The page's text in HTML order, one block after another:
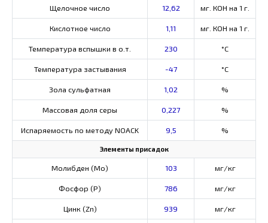
Щелочное число 12,62 мг. КОН на 1 г.
Кислотное число 1,11 мг. КОН на 1 г.
Температура вспышки в о.т. 230 °C
Температура застывания -47 °C
Зола сульфатная 1,02 %
Массовая доля серы 0,227 %
Испаряемость по методу NOACK 9,5 %
Элементы присадок
Молибден (Мо) 103 мг/кг
Фосфор (Р) 786 мг/кг
Цинк (Zn) 939 мг/кг